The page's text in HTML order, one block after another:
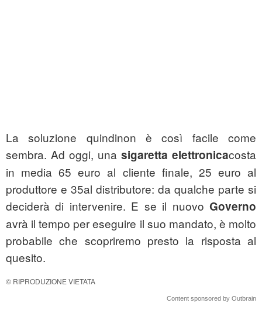
La soluzione quindinon è così facile come
sembra. Ad oggi, una sigaretta elettronicacosta
in media 65 euro al cliente finale, 25 euro al
produttore e 35al distributore: da qualche parte si
deciderà di intervenire. E se il nuovo Governo
avrà il tempo per eseguire il suo mandato, è molto
probabile che scopriremo presto la risposta al
quesito.
© RIPRODUZIONE VIETATA
Content sponsored by Outbrain